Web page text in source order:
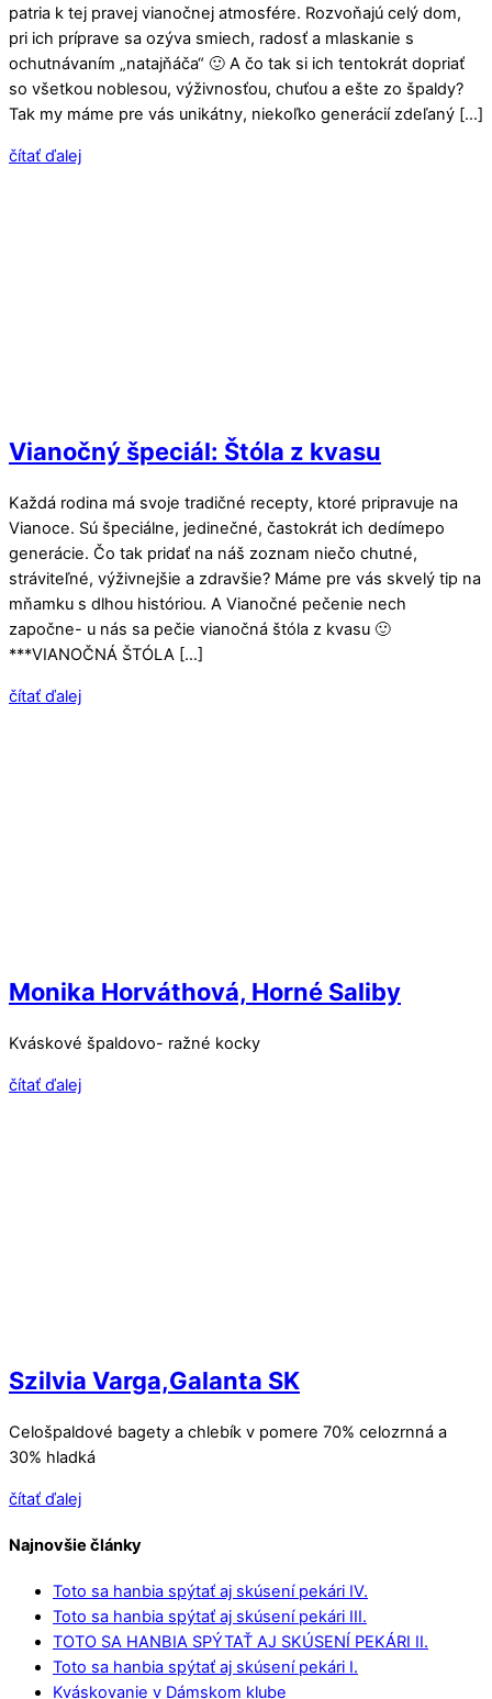
patria k tej pravej vianočnej atmosfére. Rozvoňajú celý dom,
pri ich príprave sa ozýva smiech, radosť a mlaskanie s
ochutnávaním „natajňáča“ 🙂 A čo tak si ich tentokrát dopriať
so všetkou noblesou, výživnosťou, chuťou a ešte zo špaldy?
Tak my máme pre vás unikátny, niekoľko generácií zdeľaný […]
čítať ďalej
Vianočný špeciál: Štóla z kvasu
Každá rodina má svoje tradičné recepty, ktoré pripravuje na
Vianoce. Sú špeciálne, jedinečné, častokrát ich dedímepo
generácie. Čo tak pridať na náš zoznam niečo chutné,
stráviteľné, výživnejšie a zdravšie? Máme pre vás skvelý tip na
mňamku s dlhou históriou. A Vianočné pečenie nech
započne- u nás sa pečie vianočná štóla z kvasu 🙂
***VIANOČNÁ ŠTÓLA […]
čítať ďalej
Monika Horváthová, Horné Saliby
Kváskové špaldovo- ražné kocky
čítať ďalej
Szilvia Varga,Galanta SK
Celošpaldové bagety a chlebík v pomere 70% celozrnná a
30% hladká
čítať ďalej
Najnovšie články
Toto sa hanbia spýtať aj skúsení pekári IV.
Toto sa hanbia spýtať aj skúsení pekári III.
TOTO SA HANBIA SPÝTAŤ AJ SKÚSENÍ PEKÁRI II.
Toto sa hanbia spýtať aj skúsení pekári I.
Kváskovanie v Dámskom klube